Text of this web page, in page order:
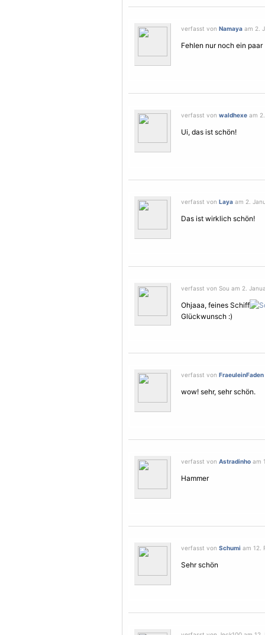
verfasst von Namaya am 2.
Fehlen nur noch ein
verfasst von waldhexe am
Ui, das ist schön!
verfasst von Laya am 2.
Das ist wirklich schön!
verfasst von Sou am 2.
Ohjaaa, feines Schiff
Glückwunsch :)
verfasst von FraeuleinFaden
wow! sehr, sehr schön.
verfasst von Astradinho am
Hammer
verfasst von Schumi am 12.
Sehr schön